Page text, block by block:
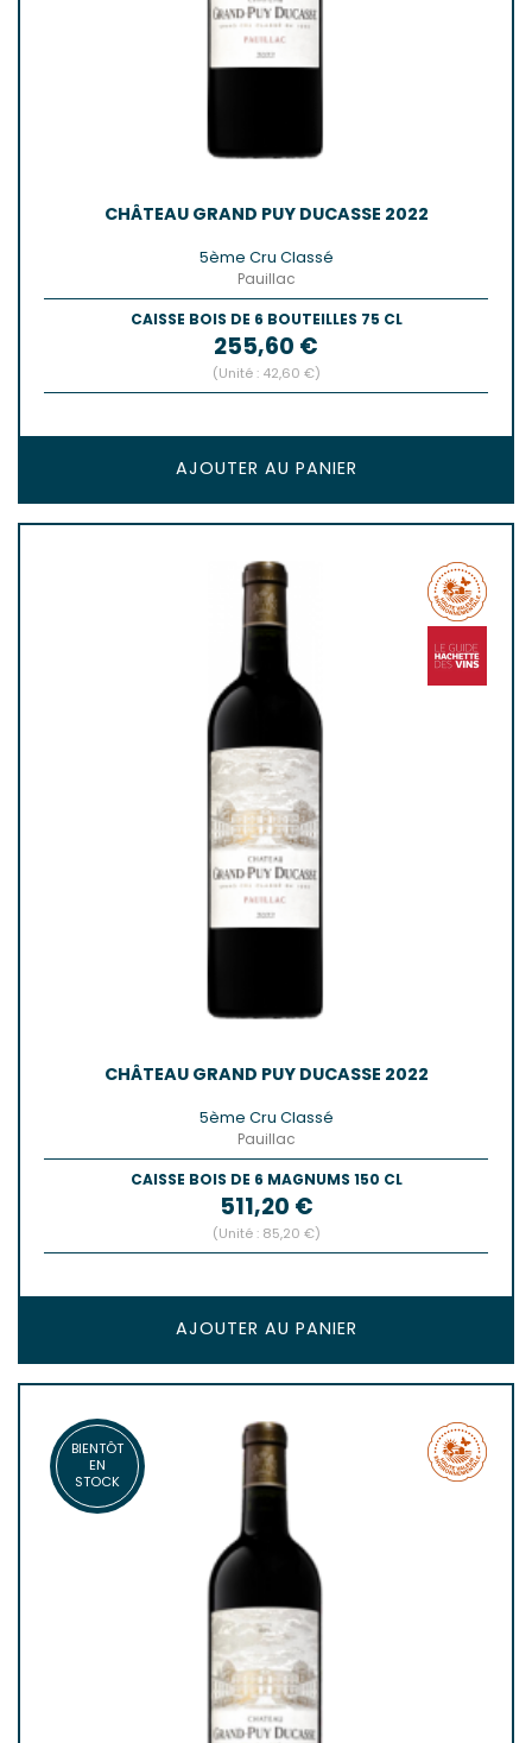
CHÂTEAU GRAND PUY DUCASSE 2022
5ème Cru Classé
Pauillac
CAISSE BOIS DE 6 BOUTEILLES 75 CL
Prix
255,60 €
(Unité : 42,60 €)
AJOUTER AU PANIER
CHÂTEAU GRAND PUY DUCASSE 2022
5ème Cru Classé
Pauillac
CAISSE BOIS DE 6 MAGNUMS 150 CL
Prix
511,20 €
(Unité : 85,20 €)
AJOUTER AU PANIER
BIENTÔT
EN
STOCK